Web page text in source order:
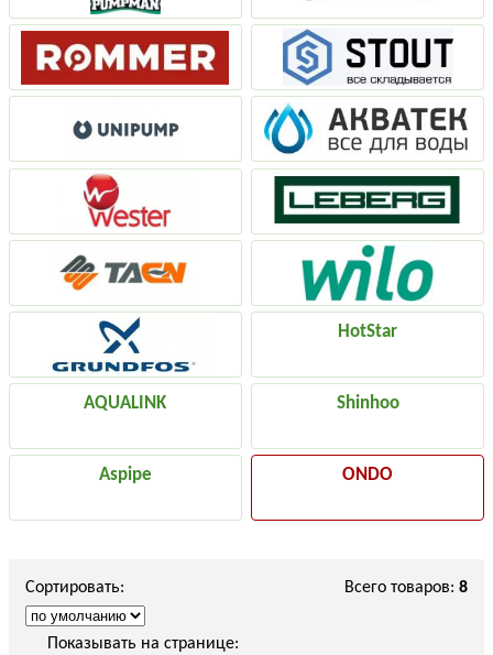
HotStar
AQUALINK Shinhoo
Aspipe ONDO
Всего товаров: 8
Сортировать:
Показывать на странице: